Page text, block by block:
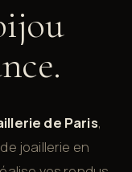
de Paris,
joaillerie en